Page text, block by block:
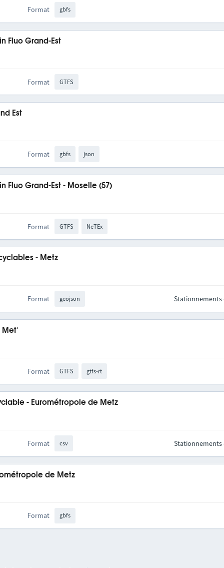
Format gbfs
Fluo Grand-Est
Format GTFS
Est
Format gbfs json
Fluo Grand-Est - Moselle (57)
Format GTFS NeTEx
- Metz
Format geojson Stationnements
Met'
Format GTFS gtfs-rt
- Eurométropole de Metz
Format csv Stationnements
de Metz
Format gbfs